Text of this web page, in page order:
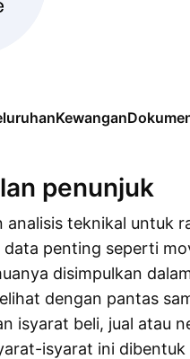
Kewangan
penunjuk
analisis teknikal untuk
data penting seperti
disimpulkan
dengan pantas
isyarat beli, jual atau
isyarat ini dibentuk